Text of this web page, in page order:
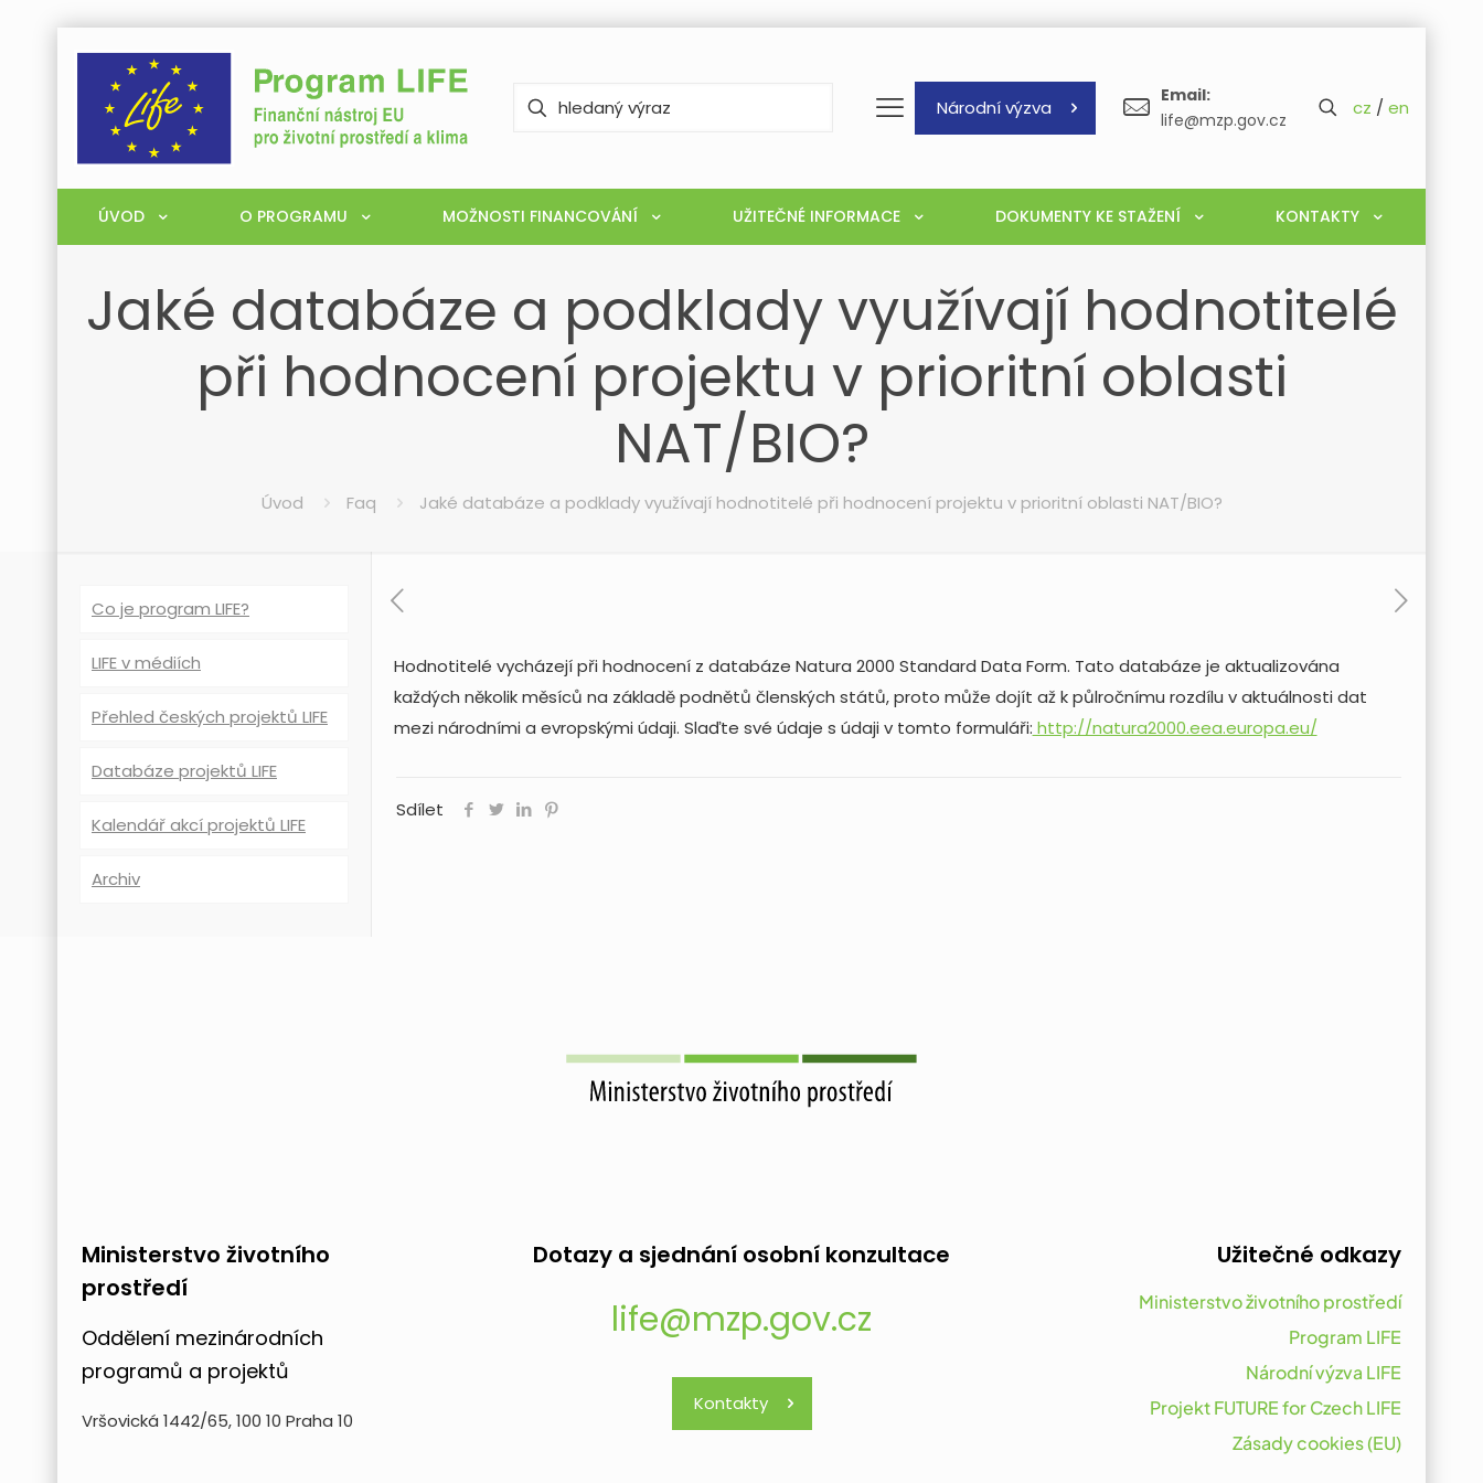
Národní výzva
Email:
life@mzp.gov.cz
cz / en
ÚVOD O PROGRAMU MOŽNOSTI FINANCOVÁNÍ UŽITEČNÉ INFORMACE DOKUMENTY KE STAŽENÍ KONTAKTY
Jaké databáze a podklady využívají hodnotitelé
při hodnocení projektu v prioritní oblasti
NAT/BIO?
Úvod Faq Jaké databáze a podklady využívají hodnotitelé při hodnocení projektu v prioritní oblasti NAT/BIO?
Hodnotitelé vycházejí při hodnocení z databáze Natura 2000 Standard Data Form. Tato databáze je aktualizována
každých několik měsíců na základě podnětů členských států, proto může dojít až k půlročnímu rozdílu v aktuálnosti dat
mezi národními a evropskými údaji. Slaďte své údaje s údaji v tomto formuláři: http://natura2000.eea.europa.eu/
Sdílet
Co je program LIFE?
LIFE v médiích
Přehled českých projektů LIFE
Databáze projektů LIFE
Kalendář akcí projektů LIFE
Archiv
Ministerstvo životního
prostředí
Oddělení mezinárodních
programů a projektů
Vršovická 1442/65, 100 10 Praha 10
Dotazy a sjednání osobní konzultace
life@mzp.gov.cz
Kontakty
Užitečné odkazy
Ministerstvo životního prostředí
Program LIFE
Národní výzva LIFE
Projekt FUTURE for Czech LIFE
Zásady cookies (EU)